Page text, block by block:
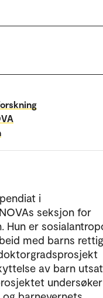
i
seksjon for
Hun er
med barns
av barn